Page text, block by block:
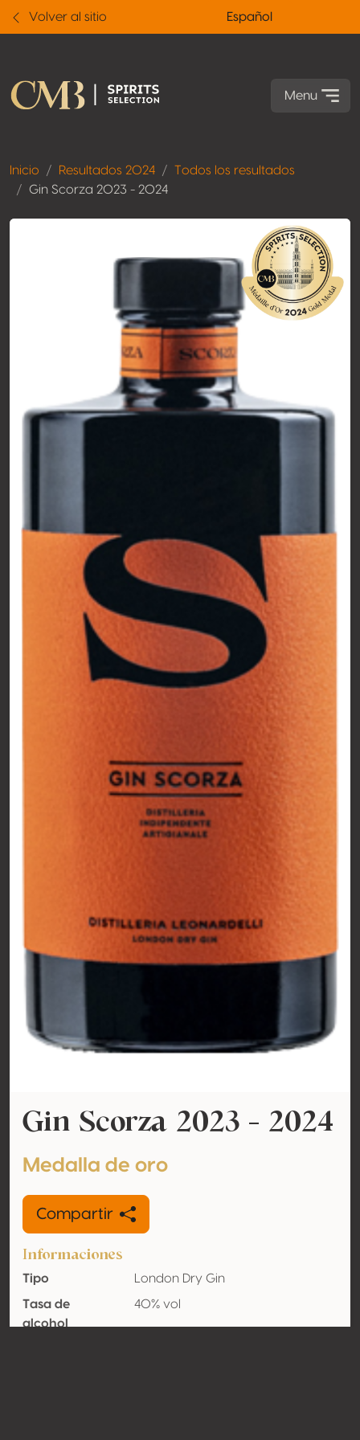
Volver al sitio Español
Menu
Inicio Resultados 2024
Todos los resultados
Gin Scorza 2023 - 2024
Gin Scorza 2023 - 2024
Medalla de oro
Compartir
Informaciones
Tipo
London Dry Gin
Tasa de
alcohol
40% vol